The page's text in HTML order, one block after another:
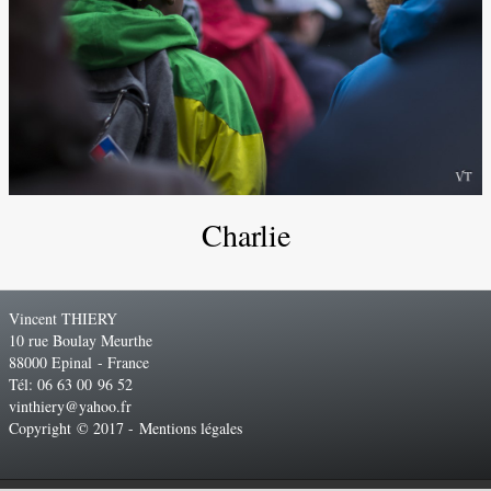
Charlie
Vincent THIERY
10 rue Boulay Meurthe
88000 Epinal - France
Tél: 06 63 00 96 52
vinthiery@yahoo.fr
Copyright © 2017 - Mentions légales